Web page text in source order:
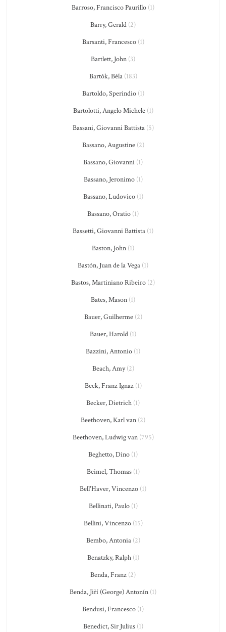
Barroso, Francisco Paurillo (1)
Barry, Gerald (2)
Barsanti, Francesco(1)
Bartlett, John (3)
Bartók, Béla(183)
Bartoldo, Sperindio(1)
Bartolotti, Angelo Michele(1)
Bassani, Giovanni Battista(5)
Bassano, Augustine(2)
Bassano, Giovanni (1)
Bassano, Jeronimo(1)
Bassano, Ludovico(1)
Bassano, Oratio (1)
Bassetti, Giovanni Battista (1)
Baston, John (1)
Bastón, Juan de la Vega (1)
Bastos, Martiniano Ribeiro (2)
Bates, Mason (1)
Bauer, Guilherme(2)
Bauer, Harold (1)
Bazzini, Antonio (1)
Beach, Amy(2)
Beck, Franz Ignaz(1)
Becker, Dietrich (1)
Beethoven, Karl van (2)
Beethoven, Ludwig van(795)
Beghetto, Dino (1)
Beimel, Thomas(1)
Bell'Haver, Vincenzo (1)
Bellinati, Paulo(1)
Bellini, Vincenzo(15)
Bembo, Antonia(2)
Benatzky, Ralph(1)
Benda, Franz (2)
Benda, Jiří (George) Antonín (1)
Bendusi, Francesco (1)
Benedict, Sir Julius(1)